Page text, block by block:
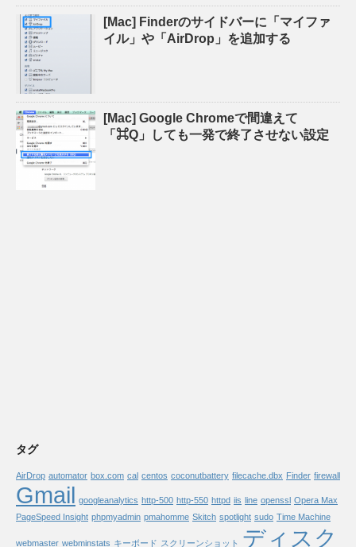
[Mac] Finderのサイドバーに「マイファ
イル」や「AirDrop」を追加する
[Mac] Google Chromeで間違えて
「⌘Q」しても一発で終了させない設定
タグ
AirDrop automator box.com cal centos coconutbattery filecache.dbx Finder firewall
Gmail googleanalytics http-500 http-550 httpd iis line openssl Opera Max
PageSpeed Insight phpmyadmin pmahomme Skitch spotlight sudo Time Machine
webmaster webminstats キーボード スクリーンショット
ディスク